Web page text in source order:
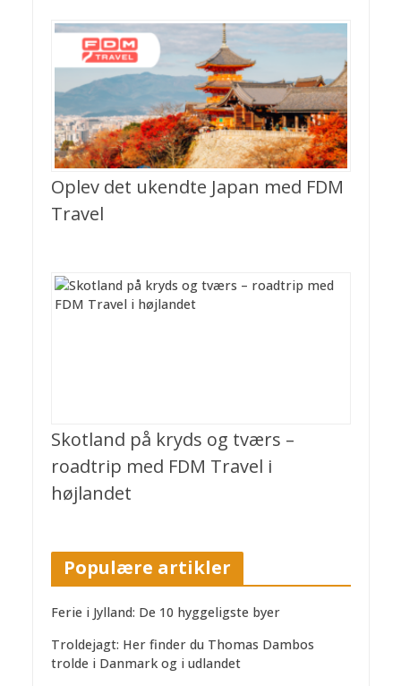
Oplev det ukendte Japan med FDM
Travel
Skotland på kryds og tværs –
roadtrip med FDM Travel i
højlandet
Populære artikler
Ferie i Jylland: De 10 hyggeligste byer
Troldejagt: Her finder du Thomas Dambos
trolde i Danmark og i udlandet